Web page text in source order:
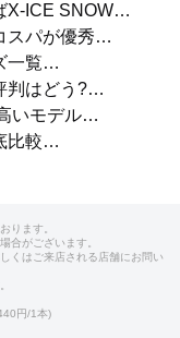
X-ICE SNOW…
スパが優秀…
一覧…
判はどう?…
いモデル…
比較…
ります。
合がございます。
くはご来店される店舗にお問い
円/1本)